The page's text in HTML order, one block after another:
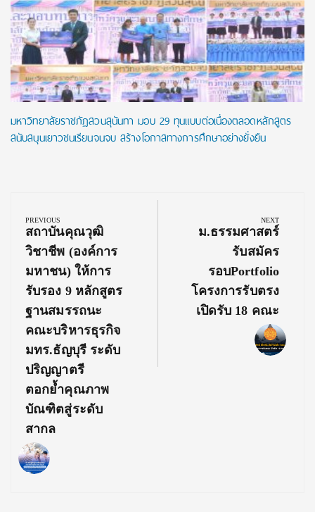
มหาวิทยาลัยราชภัฏสวนสุนันทา มอบ 29 ทุนแบบต่อเนื่องตลอดหลักสูตร
สนับสนุนเยาวชนเรียนจนจบ สร้างโอกาสทางการศึกษาอย่างยั่งยืน
navigation
PREVIOUS
Previous
Post:
สถาบันคุณวุฒิ
วิชาชีพ (องค์การ
มหาชน) ให้การ
รับรอง 9 หลักสูตร
ฐานสมรรถนะ
คณะบริหารธุรกิจ
มทร.ธัญบุรี ระดับ
ปริญญาตรี
ตอกย้ำคุณภาพ
บัณฑิตสู่ระดับ
สากล
NEXT
Next
ม.ธรรมศาสตร์
รับสมัคร
รอบPortfolio
โครงการรับตรง
เปิดรับ 18 คณะ